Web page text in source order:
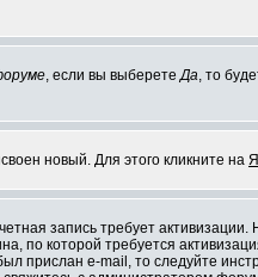
, если вы выберетеДа, то
новый. Для этого кликните на
запись требует
по которой требуется
прислан e-mail, то следуйте